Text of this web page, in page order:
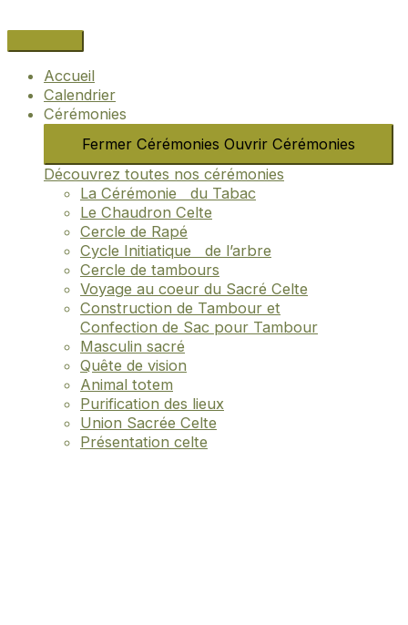
au
contenu
Accueil
Calendrier
Cérémonies
Fermer Cérémonies Ouvrir Cérémonies
Découvrez toutes nos cérémonies
La Cérémonie du Tabac
Le Chaudron Celte
Cercle de Rapé
Cycle Initiatique de l’arbre
Cercle de tambours
Voyage au coeur du Sacré Celte
Construction de Tambour et
Confection de Sac pour Tambour
Masculin sacré
Quête de vision
Animal totem
Purification des lieux
Union Sacrée Celte
Présentation celte
Internet